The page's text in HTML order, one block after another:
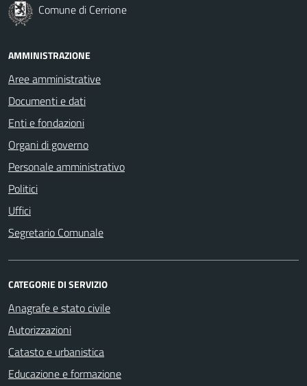
Comune di Cerrione
AMMINISTRAZIONE
Aree amministrative
Documenti e dati
Enti e fondazioni
Organi di governo
Personale amministrativo
Politici
Uffici
Segretario Comunale
CATEGORIE DI SERVIZIO
Anagrafe e stato civile
Autorizzazioni
Catasto e urbanistica
Educazione e formazione